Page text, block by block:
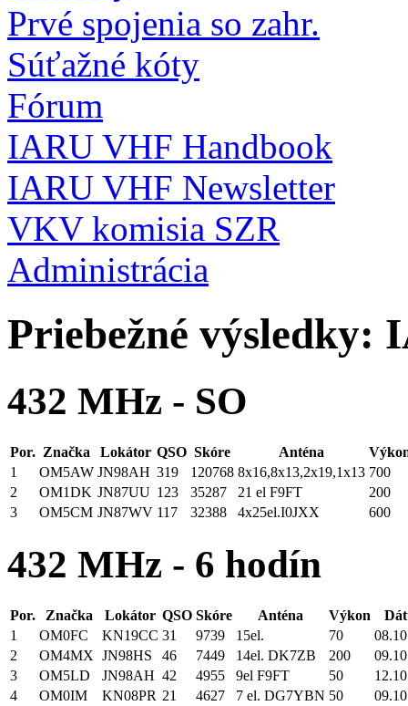
Prvé spojenia so zahr.
Súťažné kóty
Fórum
IARU VHF Handbook
IARU VHF Newsletter
VKV komisia SZR
Administrácia
Priebežné výsledky:
432 MHz - SO
Por. Značka Lokátor QSO Skóre Anténa
1
OM5AW JN98AH 319 120768 8x16,8x13,2x19,1x13 700
2
OM1DK JN87UU 123 35287 21 el F9FT
200
3
OM5CM JN87WV 117 32388 4x25el.I0JXX 600
432 MHz - 6 hodín
Por. Značka Lokátor QSO Skóre Anténa Výkon
1
OM0FC KN19CC 31 9739 15el. 70
2
OM4MX JN98HS 46 7449 14el. DK7ZB 200
3
OM5LD JN98AH 42 4955 9el F9FT 50
4
OM0IM KN08PR 21 4627 7 el. DG7YBN 50